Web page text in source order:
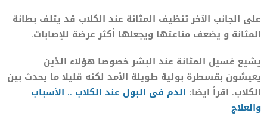
على الجانب الآخر تنظيف المثانة عند الكلاب قد يتلف بطانة
المثانة و يضعف مناعتها ويجعلها أكثر عرضة للإصابات.
يشيع غسيل المثانة عند البشر خصوصا هؤلاء الذين
يعيشون بقسطرة بولية طويلة الأمد لكنه قليلا ما يحدث بين
الكلاب. اقرأ ايضا: الدم فى البول عند الكلاب .. الأسباب
والعلاج